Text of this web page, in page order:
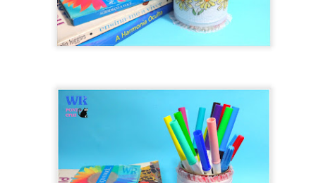
0 Adicionar um comentário
Gráfico Corações em Ponto Cruz
Olá pessoal! Como vocês estão?